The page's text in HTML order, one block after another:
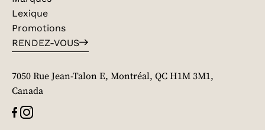
Lexique
Promotions
RENDEZ-VOUS
7050 Rue Jean-Talon E, Montréal, QC H1M 3M1,
Canada